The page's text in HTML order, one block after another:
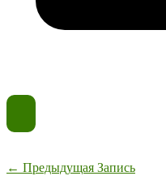
← Предыдущая Запись